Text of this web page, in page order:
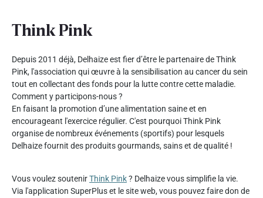
Think Pink
Depuis 2011 déjà, Delhaize est fier d’être le partenaire de Think
Pink, l'association qui œuvre à la sensibilisation au cancer du sein
tout en collectant des fonds pour la lutte contre cette maladie.
Comment y participons-nous ?
En faisant la promotion d’une alimentation saine et en
encourageant l'exercice régulier. C'est pourquoi Think Pink
organise de nombreux événements (sportifs) pour lesquels
Delhaize fournit des produits gourmands, sains et de qualité !
Vous voulez soutenirThink Pink? Delhaize vous simplifie la vie.
Via l'application SuperPlus et le site web, vous pouvez faire don de